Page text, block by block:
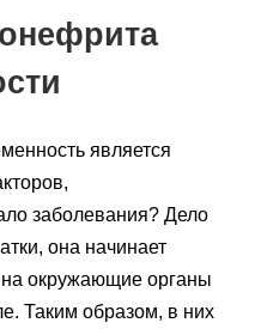
является
заболевания? Дело
она начинает
окружающие органы
Таким образом, в них